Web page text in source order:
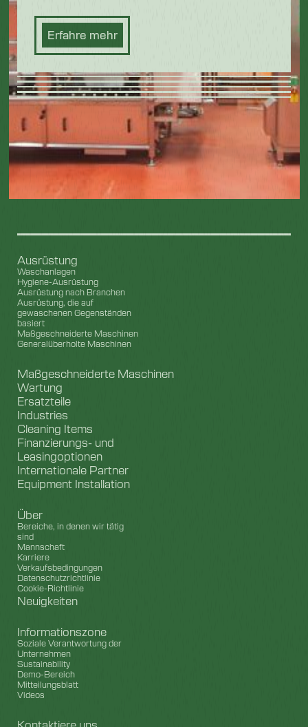
Erfahre mehr
Ausrüstung
Waschanlagen
Hygiene-Ausrüstung
Ausrüstung nach Branchen
Ausrüstung, die auf
gewaschenen Gegenständen
basiert
Maßgeschneiderte Maschinen
Generalüberholte Maschinen
Maßgeschneiderte Maschinen
Wartung
Ersatzteile
Industries
Cleaning Items
Finanzierungs- und
Leasingoptionen
Internationale Partner
Equipment Installation
Über
Bereiche, in denen wir tätig
sind
Mannschaft
Karriere
Verkaufsbedingungen
Datenschutzrichtlinie
Cookie-Richtlinie
Neuigkeiten
Informationszone
Soziale Verantwortung der
Unternehmen
Sustainability
Demo-Bereich
Mitteilungsblatt
Videos